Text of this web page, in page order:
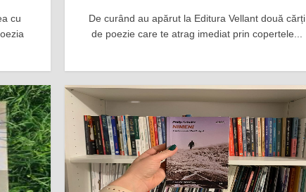
cu
De curând au apărut la Editura Vellant două cărți
de poezie care te atrag imediat prin copertele...